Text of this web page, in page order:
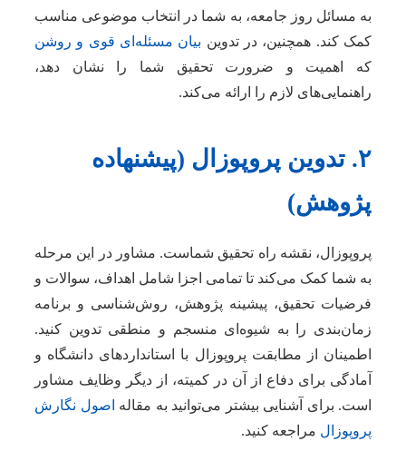
به مسائل روز جامعه، به شما در انتخاب موضوعی مناسب
کمک کند. همچنین، در تدوین بیان مسئله‌ای قوی و روشن
که اهمیت و ضرورت تحقیق شما را نشان دهد،
راهنمایی‌های لازم را ارائه می‌کند.
۲. تدوین پروپوزال (پیشنهاده
پژوهش)
پروپوزال، نقشه راه تحقیق شماست. مشاور در این مرحله
به شما کمک می‌کند تا تمامی اجزا شامل اهداف، سوالات و
فرضیات تحقیق، پیشینه پژوهش، روش‌شناسی و برنامه
زمان‌بندی را به شیوه‌ای منسجم و منطقی تدوین کنید.
اطمینان از مطابقت پروپوزال با استانداردهای دانشگاه و
آمادگی برای دفاع از آن در کمیته، از دیگر وظایف مشاور
است. برای آشنایی بیشتر می‌توانید به مقالهاصول نگارش
پروپوزال مراجعه کنید.